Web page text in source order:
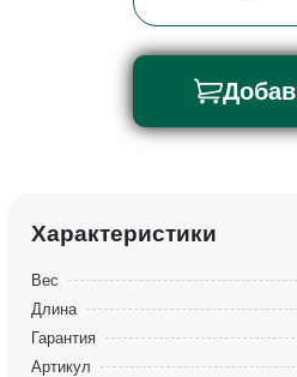
Характеристики
Вес
Длина
Гарантия
Артикул